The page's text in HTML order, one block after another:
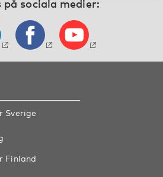
på sociala medier:
Sverige
Finland